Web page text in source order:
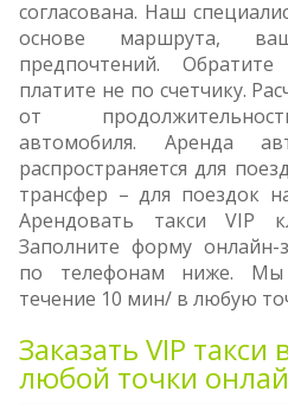
согласована. Наш
основе маршрута,
предпочтений.
платите не по счетчику.
от
автомобиля. Аренда
распространяется для
трансфер – для поездок
Арендовать такси VIP
Заполните форму онлайн-
по телефонам ниже.
течение 10 мин/ в любую
Заказать VIP
любой точки